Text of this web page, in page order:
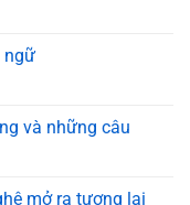
ngữ
và những câu
mở ra tương lai